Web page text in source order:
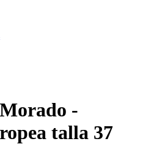
-
talla 37